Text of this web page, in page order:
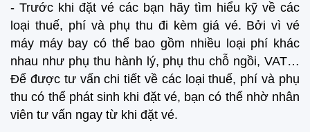
- Trước khi đặt vé các bạn hãy tìm hiểu kỹ về các
loại thuế, phí và phụ thu đi kèm giá vé. Bởi vì vé
máy máy bay có thể bao gồm nhiều loại phí khác
nhau như phụ thu hành lý, phụ thu chỗ ngồi, VAT…
Để được tư vấn chi tiết về các loại thuế, phí và phụ
thu có thể phát sinh khi đặt vé, bạn có thể nhờ nhân
viên tư vấn ngay từ khi đặt vé.